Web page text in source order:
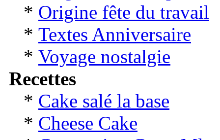
* Origine fête du travail
* Textes Anniversaire
* Voyage nostalgie
Recettes
* Cake salé la base
* Cheese Cake